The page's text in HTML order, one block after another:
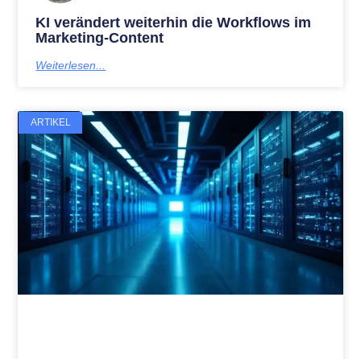
KI verändert weiterhin die Workflows im
Marketing-Content
Weiterlesen...
ARTIKEL